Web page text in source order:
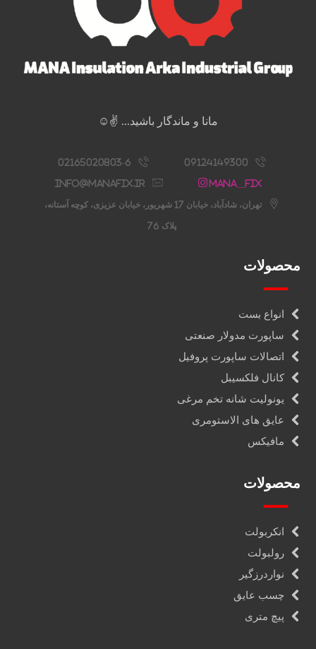
مانا و ماندگار باشید... ✌️☺️
09124149300
02165020803-6
Mana__fix
info@manafix.ir
تهران، شادآباد، خیابان 17 شهریور، خیابان عزیزی، کوچه آستانه،
پلاک 76
محصولات
انواع بست
ساپورت مدولار صنعتی
اتصالات ساپورت پروفیل
کانال فلکسیبل
یونولیت شانه تخم مرغی
عایق های الاستومری
مافیکس
محصولات
انکربولت
رولبولت
نواردرزگیر
چسب عایق
پیچ متری